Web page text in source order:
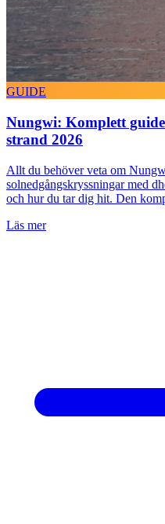
GUIDE
Nungwi: Komplett
strand 2026
Allt du behöver veta om
solnedgångskryssningar med
och hur du tar dig hit. Den
Läs mer